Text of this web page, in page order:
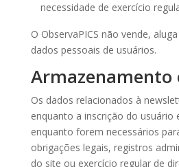
necessidade de exercício
O ObservaPICS não vende,
dados pessoais de usuários.
Armazenamento
Os dados relacionados à
enquanto a inscrição do usuário
enquanto forem necessários
obrigações legais, registros
do site ou exercício regular de